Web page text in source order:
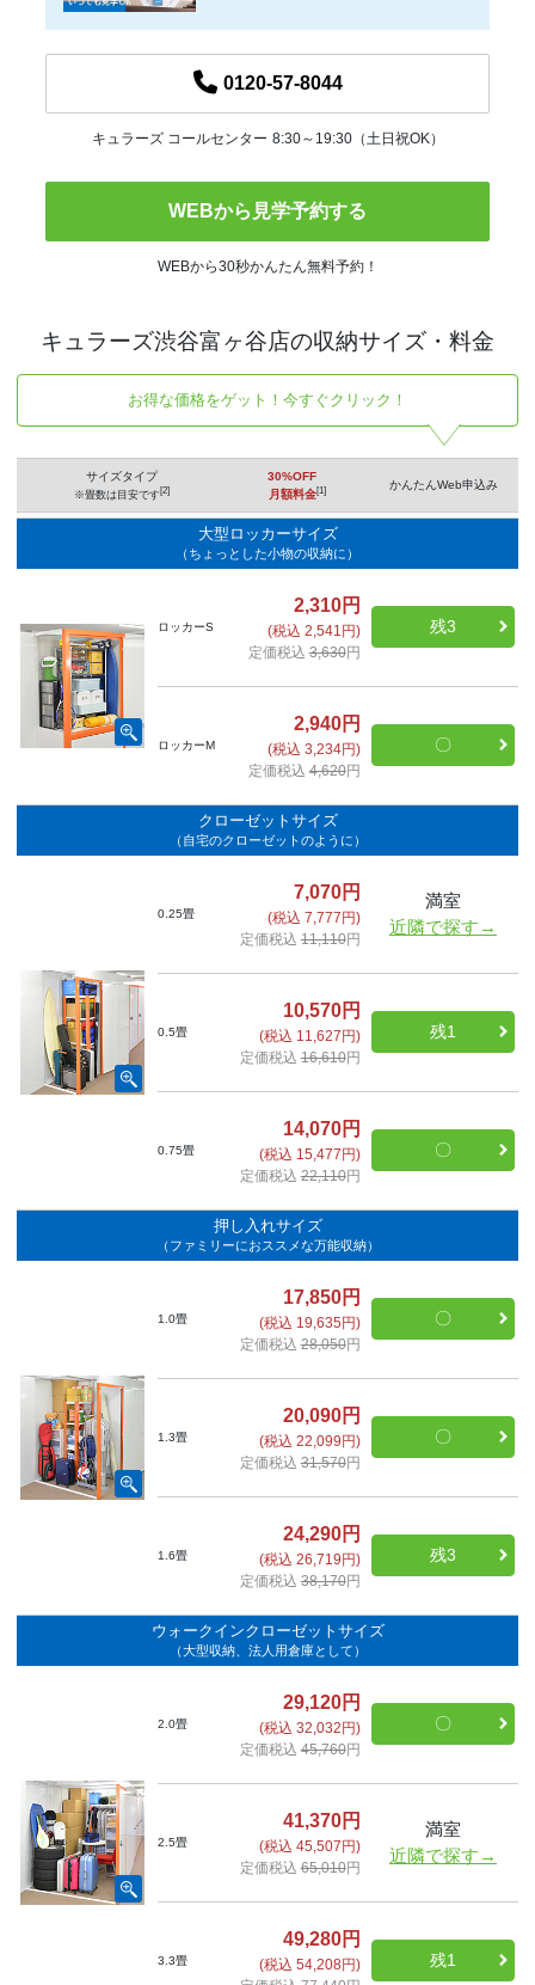
0120-57-8044
キュラーズ コールセンター 8:30～19:30（土日祝OK）
WEBから見学予約する
WEBから30秒かんたん無料予約！
キュラーズ渋谷富ヶ谷店の収納サイズ・料金
お得な価格をゲット！今すぐクリック！
サイズタイプ
※畳数は目安です[2]
30%OFF
月額料金[1] かんたんWeb申込み
大型ロッカーサイズ
（ちょっとした小物の収納に）
ロッカーS
2,310円
(税込 2,541円)
定価税込3,630円
残3
ロッカーM
2,940円
(税込 3,234円)
定価税込4,620円
〇
クローゼットサイズ
（自宅のクローゼットのように）
0.25畳
7,070円
(税込 7,777円)
定価税込11,110円
満室
近隣で探す→
0.5畳
10,570円
(税込 11,627円)
定価税込16,610円
残1
0.75畳
14,070円
(税込 15,477円)
定価税込22,110円
〇
押し入れサイズ
（ファミリーにおススメな万能収納）
1.0畳
17,850円
(税込 19,635円)
定価税込28,050円
〇
1.3畳
20,090円
(税込 22,099円)
定価税込31,570円
〇
1.6畳
24,290円
(税込 26,719円)
定価税込38,170円
残3
ウォークインクローゼットサイズ
（大型収納、法人用倉庫として）
2.0畳
29,120円
(税込 32,032円)
定価税込45,760円
〇
2.5畳
41,370円
(税込 45,507円)
定価税込65,010円
満室
近隣で探す→
3.3畳
49,280円
(税込 54,208円)
残1